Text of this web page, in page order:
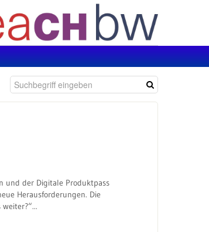
und der Digitale Produktpass
Herausforderungen. Die